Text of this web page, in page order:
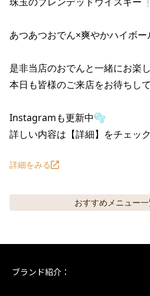
あつあつおでん×爽やかハイボー
是非当店のおでんと一緒にお楽
本日も皆様のご来店をお待ちし
Instagramも更新中🫧
詳しい内容は【詳細】をチェッ
詳細をみる
おすすめメニュー
ブランド紹介：